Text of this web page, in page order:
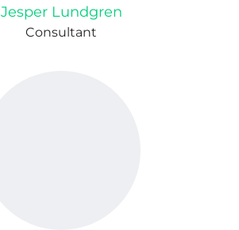
Jesper Lundgren
Consultant